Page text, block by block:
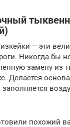
– эти
Никогда бы
замену из
Делается
заполняется
похожий